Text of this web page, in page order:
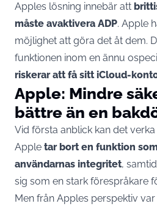
Apples lösning innebär att
måste avaktivera ADP. Apple
möjlighet att göra det åt dem.
funktionen inom en ännu
riskerar att få sitt iCloud-
Apple: Mindre
bättre än en
Vid första anblick kan det
Apple tar bort en funktion
användarnas integritet,
sig som en stark förespråkare
Men från Apples perspektiv